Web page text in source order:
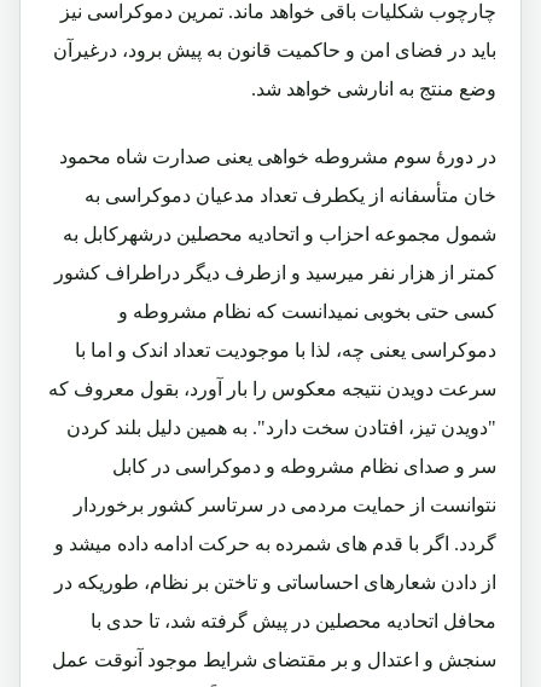
چارچوب شکلیات باقی خواهد ماند. تمرین دموکراسی نیز
باید در فضای امن و حاکمیت قانون به پیش برود، درغیرآن
وضع منتج به انارشی خواهد شد.
در دورۀ سوم مشروطه خواهی یعنی صدارت شاه محمود
خان متأسفانه از یکطرف تعداد مدعیان دموکراسی به
شمول مجموعه احزاب و اتحادیه محصلین درشهرکابل به
کمتر از هزار نفر میرسید و ازطرف دیگر دراطراف کشور
کسی حتی بخوبی نمیدانست که نظام مشروطه و
دموکراسی یعنی چه، لذا با موجودیت تعداد اندک و اما با
سرعت دویدن نتیجه معکوس را بار آورد، بقول معروف که
"دویدن تیز، افتادن سخت دارد". به همین دلیل بلند کردن
سر و صدای نظام مشروطه و دموکراسی در کابل
نتوانست از حمایت مردمی در سرتاسر کشور برخوردار
گردد. اگر با قدم های شمرده به حرکت ادامه داده میشد و
از دادن شعارهای احساساتی و تاختن بر نظام، طوریکه در
محافل اتحادیه محصلین در پیش گرفته شد، تا حدی با
سنجش و اعتدال و بر مقتضای شرایط موجود آنوقت عمل